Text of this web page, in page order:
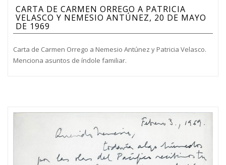
CARTA DE CARMEN ORREGO A PATRICIA
VELASCO Y NEMESIO ANTÚNEZ, 20 DE MAYO
DE 1969
Carta de Carmen Orrego a Nemesio Antúnez y Patricia Velasco.
Menciona asuntos de índole familiar.